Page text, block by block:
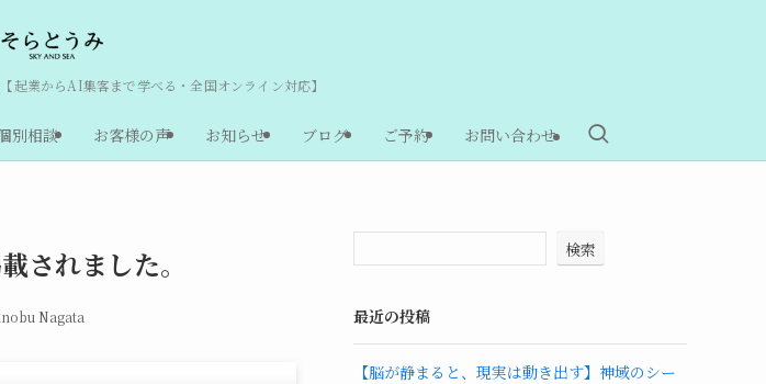
起業からAI集客まで学べる・全国オンライン対応】
別相談 お客様の声 お知らせ ブログ ご予約 お問い合わせ
されました。
Nagata
検索
最近の投稿
【脳が静まると、現実は動き出す】神域のシー